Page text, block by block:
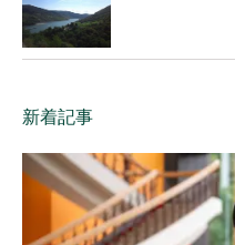
新着記事